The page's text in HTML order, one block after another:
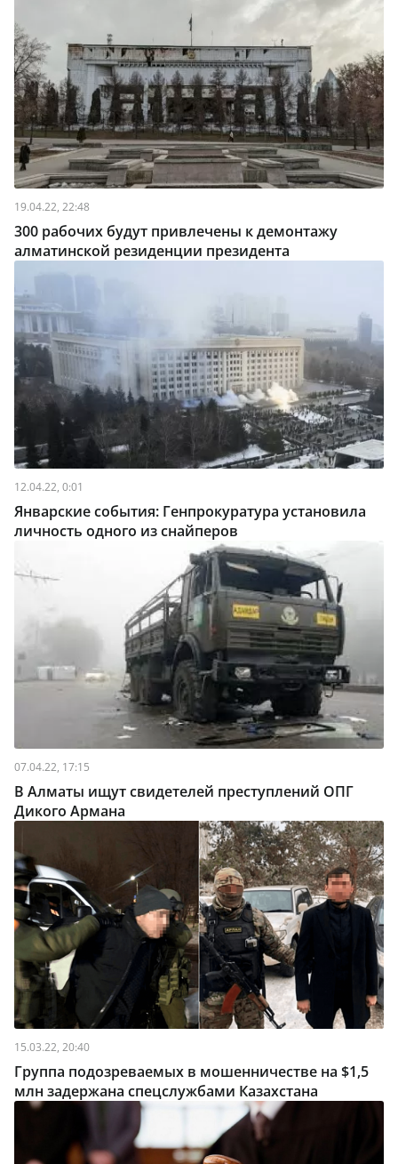
19.04.22, 22:48
300 рабочих будут привлечены к демонтажу
алматинской резиденции президента
12.04.22, 0:01
Январские события: Генпрокуратура установила
личность одного из снайперов
07.04.22, 17:15
В Алматы ищут свидетелей преступлений ОПГ
Дикого Армана
15.03.22, 20:40
Группа подозреваемых в мошенничестве на $1,5
млн задержана спецслужбами Казахстана